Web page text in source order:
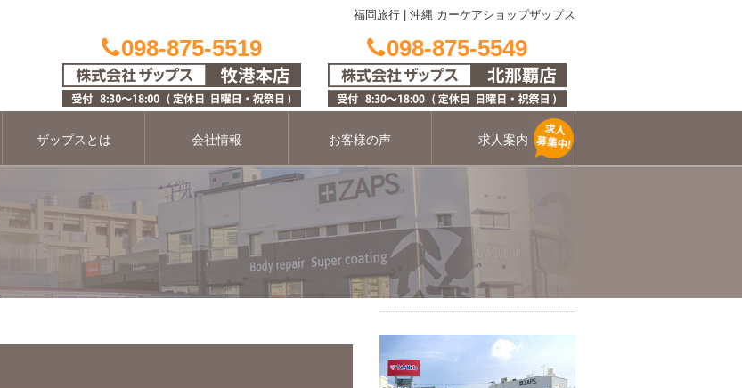
福岡旅行 沖縄 カーケアショップザップス
098-875-5519 098-875-5549
ザップスとは 会社情報 お客様の声 求人案内